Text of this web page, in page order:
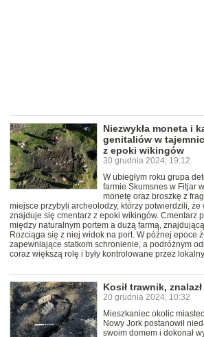
Niezwykła moneta i
genitaliów w
z epoki wikingów
30 grudnia 2024, 19:12
W ubiegłym roku grupa
farmie Skumsnes w Fitjar
monetę oraz broszkę z
miejsce przybyli archeolodzy, którzy potwierdzili, że
znajduje się cmentarz z epoki wikingów. Cmentarz
między naturalnym portem a dużą farmą,
Rozciąga się z niej widok na port. W późnej epoce
zapewniające statkom schronienie, a podróżnym
coraz większą rolę i były kontrolowane przez
Kosił trawnik,
20 grudnia 2024, 10:32
Mieszkaniec okolic
Nowy Jork postanowił
swoim domem i dokonał